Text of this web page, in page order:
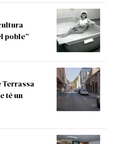
poble”
Terrassa
té un